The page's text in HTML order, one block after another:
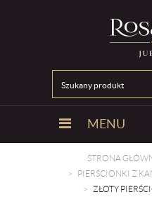
MENU
STRONA
PIERŚCIONKI Z
ZŁOTY